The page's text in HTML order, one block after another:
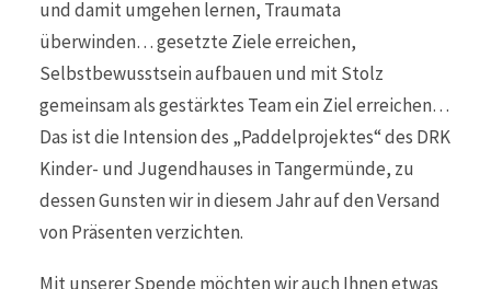
und damit umgehen lernen, Traumata
überwinden… gesetzte Ziele erreichen,
Selbstbewusstsein aufbauen und mit Stolz
gemeinsam als gestärktes Team ein Ziel erreichen…
Das ist die Intension des „Paddelprojektes“ des DRK
Kinder- und Jugendhauses in Tangermünde, zu
dessen Gunsten wir in diesem Jahr auf den Versand
von Präsenten verzichten.
Mit unserer Spende möchten wir auch Ihnen etwas